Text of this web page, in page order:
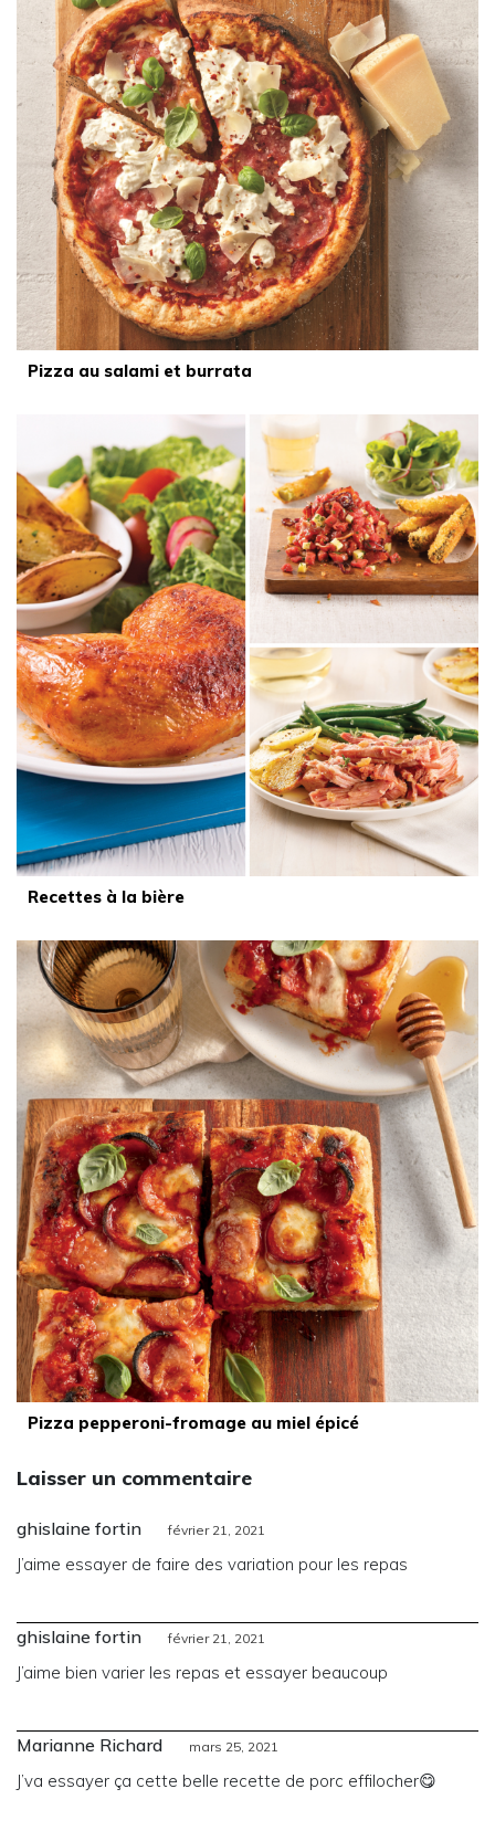
Pizza au salami et burrata
Recettes à la bière
Pizza pepperoni-fromage au miel épicé
Laisser un commentaire
ghislaine fortin février 21, 2021
J’aime essayer de faire des variation pour les repas
ghislaine fortin février 21, 2021
J’aime bien varier les repas et essayer beaucoup
Marianne Richard mars 25, 2021
J’va essayer ça cette belle recette de porc effilocher😋